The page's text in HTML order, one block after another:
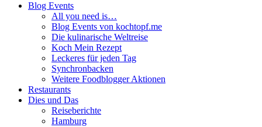
Blog Events
All you need is…
Blog Events von kochtopf.me
Die kulinarische Weltreise
Koch Mein Rezept
Leckeres für jeden Tag
Synchronbacken
Weitere Foodblogger Aktionen
Restaurants
Dies und Das
Reiseberichte
Hamburg